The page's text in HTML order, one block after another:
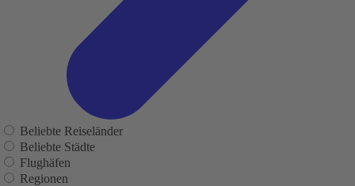
Beliebte Reiseländer
Beliebte Städte
Flughäfen
Regionen